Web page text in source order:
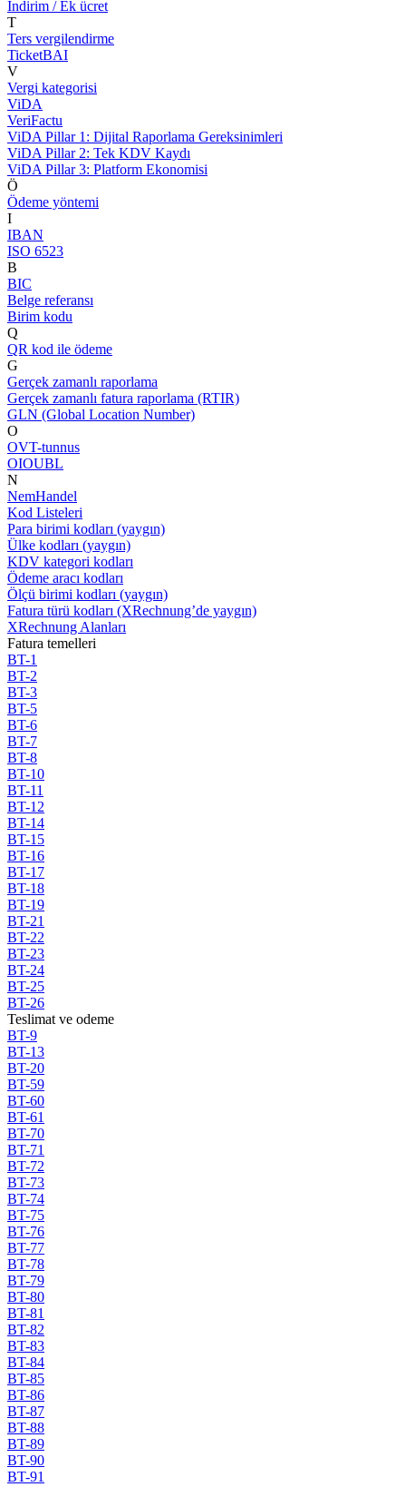
İndirim / Ek ücret
T
Ters vergilendirme
TicketBAI
V
Vergi kategorisi
ViDA
VeriFactu
ViDA Pillar 1: Dijital Raporlama Gereksinimleri
ViDA Pillar 2: Tek KDV Kaydı
ViDA Pillar 3: Platform Ekonomisi
Ö
Ödeme yöntemi
I
IBAN
ISO 6523
B
BIC
Belge referansı
Birim kodu
Q
QR kod ile ödeme
G
Gerçek zamanlı raporlama
Gerçek zamanlı fatura raporlama (RTIR)
GLN (Global Location Number)
O
OVT-tunnus
OIOUBL
N
NemHandel
Kod Listeleri
Para birimi kodları (yaygın)
Ülke kodları (yaygın)
KDV kategori kodları
Ödeme aracı kodları
Ölçü birimi kodları (yaygın)
Fatura türü kodları (XRechnung’de yaygın)
XRechnung Alanları
Fatura temelleri
BT-1
BT-2
BT-3
BT-5
BT-6
BT-7
BT-8
BT-10
BT-11
BT-12
BT-14
BT-15
BT-16
BT-17
BT-18
BT-19
BT-21
BT-22
BT-23
BT-24
BT-25
BT-26
Teslimat ve odeme
BT-9
BT-13
BT-20
BT-59
BT-60
BT-61
BT-70
BT-71
BT-72
BT-73
BT-74
BT-75
BT-76
BT-77
BT-78
BT-79
BT-80
BT-81
BT-82
BT-83
BT-84
BT-85
BT-86
BT-87
BT-88
BT-89
BT-90
BT-91